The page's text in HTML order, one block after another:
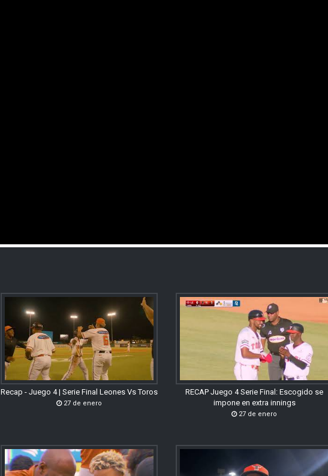
Recap - Juego 4 | Serie Final Leones Vs Toros
27 de enero
RECAP Juego 4 Serie Final: Escogido se
impone en extra innings
27 de enero